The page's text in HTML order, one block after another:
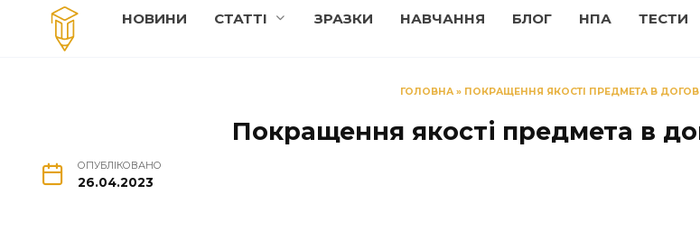
Перейти
НОВИНИ СТАТТI ЗРАЗКИ НАВЧАННЯ БЛОГ НПА ТЕСТИ
ГОЛОВНА» ПОКРАЩЕННЯ ЯКОСТІ ПРЕДМЕТА В
Покращення якості предмета в
ОПУБЛІКОВАНО
26.04.2023